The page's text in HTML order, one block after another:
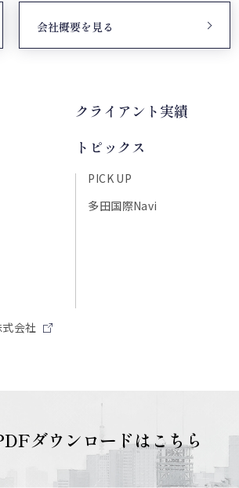
会社概要を見る
会社
クライアント実績
トピックス
PICK UP
多田国際Navi
ダウンロードはこちら